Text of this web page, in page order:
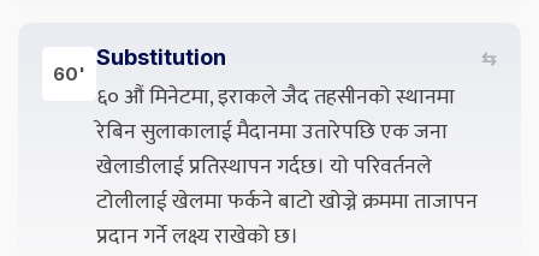
60'
Substitution ⇆
६० औं मिनेटमा, इराकले जैद तहसीनको स्थानमा
रेबिन सुलाकालाई मैदानमा उतारेपछि एक जना
खेलाडीलाई प्रतिस्थापन गर्दछ। यो परिवर्तनले
टोलीलाई खेलमा फर्कने बाटो खोज्ने क्रममा ताजापन
प्रदान गर्ने लक्ष्य राखेको छ।